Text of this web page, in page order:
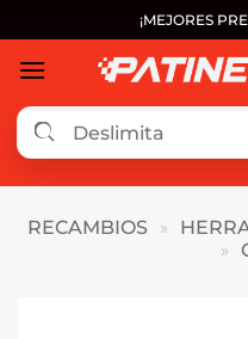
al
contenido
¡MEJORES
RECAMBIOS »
»